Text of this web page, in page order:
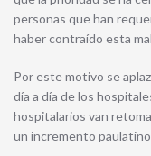
personas que han
haber contraído esta
Por este motivo se
día a día de los
hospitalarios van
un incremento